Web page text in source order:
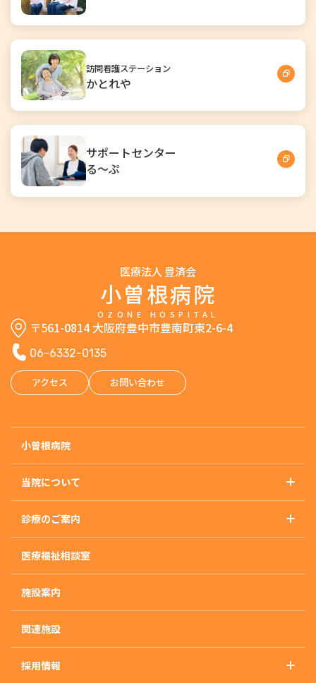
訪問看護ステーション
かとれや
サポートセンター
る～ぷ
医療法人 豊済会
小曽根病院
OZONE HOSPITAL
〒561-0814 大阪府豊中市豊南町東2-6-4
06-6332-0135
アクセス お問い合わせ
小曽根病院
当院について
基本理念
概要・沿革・施設基準
診療のご案内
診療のご案内トップ
精神科
入院治療について
入・退院の流れ
入院生活について
医療福祉相談室
施設案内
関連施設
採用情報